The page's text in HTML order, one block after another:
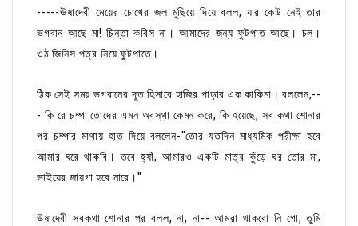
-----ঊষাদেবী মেয়ের চোখের জল মুছিয়ে দিয়ে বলল, যার কেউ নেই তার
ভগবান আছে মা! চিন্তা করিস না। আমাদের জন্য ফুটপাত আছে। চল।
ওঠ জিনিস পত্র নিয়ে ফুটপাতে।
ঠিক সেই সময় ভগবানের দূত হিসাবে হাজির পাড়ার এক কাকিমা। বললেন,--
- কি রে চম্পা তোদের এমন অবস্থা কেমন করে, কি হয়েছে, সব কথা শোনার
পর চম্পার মাথায় হাত দিয়ে বললেন-"তোর যতদিন মাধ্যমিক পরীক্ষা হবে
আমার ঘরে থাকবি। তবে হ্যাঁ, আমারও একটি মাত্র কুঁড়ে ঘর তোর মা,
ভাইয়ের জায়গা হবে নারে।"
ঊষাদেবী সবকথা শোনার পর বলল, না, না-- আমরা থাকবো নি গো, তুমি